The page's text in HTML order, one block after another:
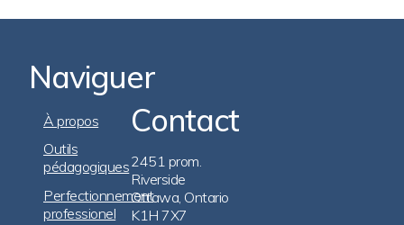
Naviguer
Footer
Navigation
À propos
Outils
pédagogiques
Perfectionnement
professionel
Contact
2451 prom.
Riverside
Ottawa, Ontario
K1H 7X7